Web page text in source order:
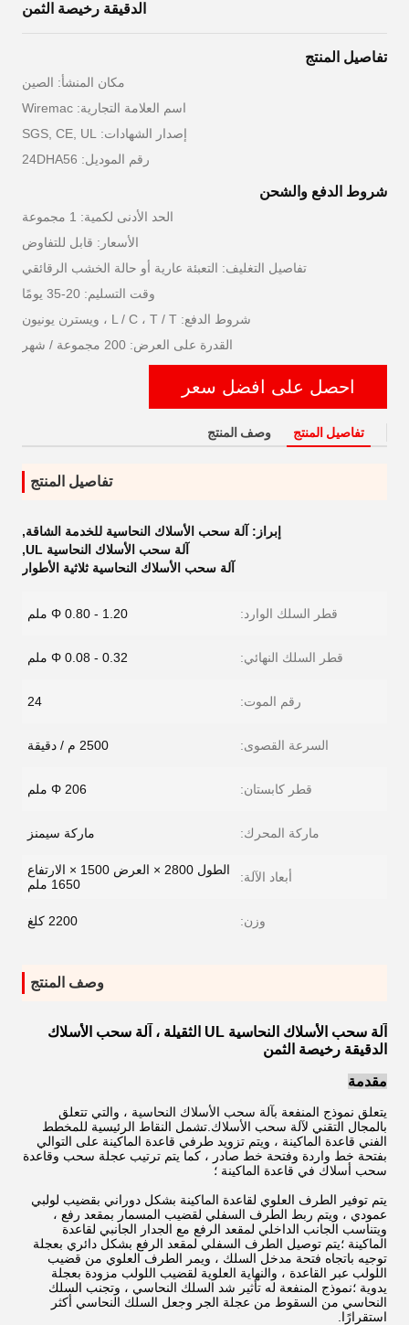
الدقيقة رخيصة الثمن
تفاصيل المنتج
مكان المنشأ: الصين
اسم العلامة التجارية: Wiremac
إصدار الشهادات: SGS, CE, UL
رقم الموديل: 24DHA56
شروط الدفع والشحن
الحد الأدنى لكمية: 1 مجموعة
الأسعار: قابل للتفاوض
تفاصيل التغليف: التعبئة عارية أو حالة الخشب الرقائقي
وقت التسليم: 20-35 يومًا
شروط الدفع: L / C ، T / T ، ويسترن يونيون
القدرة على العرض: 200 مجموعة / شهر
احصل على افضل سعر
تفاصيل المنتج وصف المنتج
تفاصيل المنتج
إبراز: آلة سحب الأسلاك النحاسية للخدمة الشاقة,
آلة سحب الأسلاك النحاسية UL
,
آلة سحب الأسلاك النحاسية ثلاثية الأطوار
قطر السلك الوارد: Φ 0.80 - 1.20 ملم
قطر السلك النهائي: Φ 0.08 - 0.32 ملم
رقم الموت: 24
السرعة القصوى: 2500 م / دقيقة
قطر كابستان: Φ 206 ملم
ماركة المحرك: ماركة سيمنز
أبعاد الآلة:
الطول 2800 × العرض 1500 × الارتفاع
1650 ملم
وزن: 2200 كلغ
وصف المنتج
آلة سحب الأسلاك النحاسية UL الثقيلة ، آلة سحب الأسلاك
الدقيقة رخيصة الثمن
مقدمة
يتعلق نموذج المنفعة بآلة سحب الأسلاك النحاسية ، والتي تتعلق
بالمجال التقني لآلة سحب الأسلاك.تشمل النقاط الرئيسية للمخطط
الفني قاعدة الماكينة ، ويتم تزويد طرفي قاعدة الماكينة على التوالي
بفتحة خط واردة وفتحة خط صادر ، كما يتم ترتيب عجلة سحب وقاعدة
سحب أسلاك في قاعدة الماكينة ؛
يتم توفير الطرف العلوي لقاعدة الماكينة بشكل دوراني بقضيب لولبي
عمودي ، ويتم ربط الطرف السفلي لقضيب المسمار بمقعد رفع ،
ويتناسب الجانب الداخلي لمقعد الرفع مع الجدار الجانبي لقاعدة
الماكينة ؛يتم توصيل الطرف السفلي لمقعد الرفع بشكل دائري بعجلة
توجيه باتجاه فتحة مدخل السلك ، ويمر الطرف العلوي من قضيب
اللولب عبر القاعدة ، والنهاية العلوية لقضيب اللولب مزودة بعجلة
يدوية ؛نموذج المنفعة له تأثير شد السلك النحاسي ، وتجنب السلك
النحاسي من السقوط من عجلة الجر وجعل السلك النحاسي أكثر
استقرارًا.